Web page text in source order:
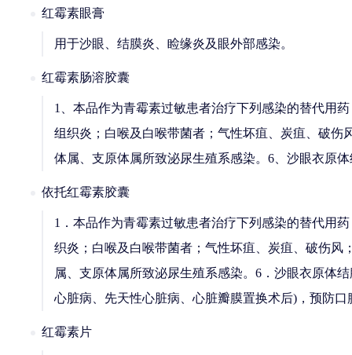
红霉素眼膏
用于沙眼、结膜炎、睑缘炎及眼外部感染。
红霉素肠溶胶囊
1、本品作为青霉素过敏患者治疗下列感染的替代用
组织炎；白喉及白喉带菌者；气性坏疽、炭疽、破伤
体属、支原体属所致泌尿生殖系感染。6、沙眼衣原
依托红霉素胶囊
1．本品作为青霉素过敏患者治疗下列感染的替代用
织炎；白喉及白喉带菌者；气性坏疽、炭疽、破伤风
属、支原体属所致泌尿生殖系感染。6．沙眼衣原体
心脏病、先天性心脏病、心脏瓣膜置换术后)，预防
红霉素片